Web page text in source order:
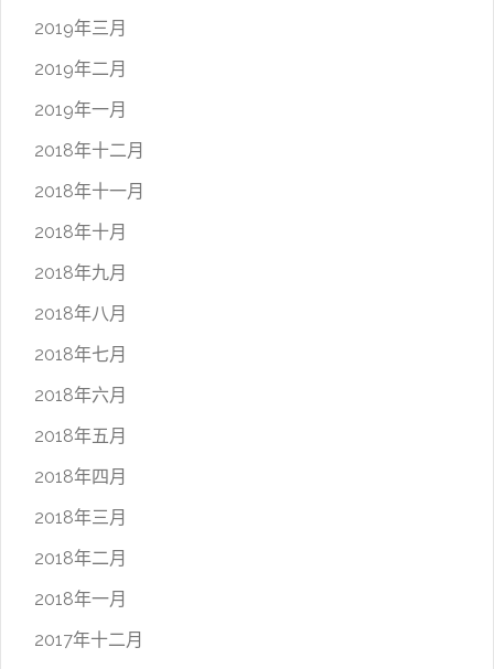
2019年三月
2019年二月
2019年一月
2018年十二月
2018年十一月
2018年十月
2018年九月
2018年八月
2018年七月
2018年六月
2018年五月
2018年四月
2018年三月
2018年二月
2018年一月
2017年十二月